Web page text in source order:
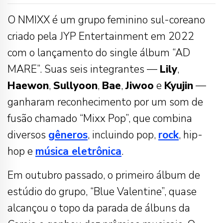
O NMIXX é um grupo feminino sul-coreano
criado pela JYP Entertainment em 2022
com o lançamento do single álbum “AD
MARE”. Suas seis integrantes — Lily,
Haewon, Sullyoon, Bae,Jiwoo e Kyujin—
ganharam reconhecimento por um som de
fusão chamado “Mixx Pop”, que combina
diversos gêneros, incluindo pop, rock, hip-
hop e música eletrônica.
Em outubro passado, o primeiro álbum de
estúdio do grupo, “Blue Valentine”, quase
alcançou o topo da parada de álbuns da